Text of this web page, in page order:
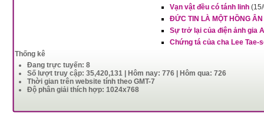
Vạn vật đều có tánh linh
ĐỨC TIN LÀ MỘT HỒNG ÂN
Sự trở lại của điện ảnh gia
Chứng tá của cha Lee Tae-
Thống kê
Đang trực tuyến: 8
Số lượt truy cập: 35,420,131 | Hôm nay: 776 | Hôm qua: 726
Thời gian trên website tính theo GMT-7
Độ phân giải thích hợp: 1024x768